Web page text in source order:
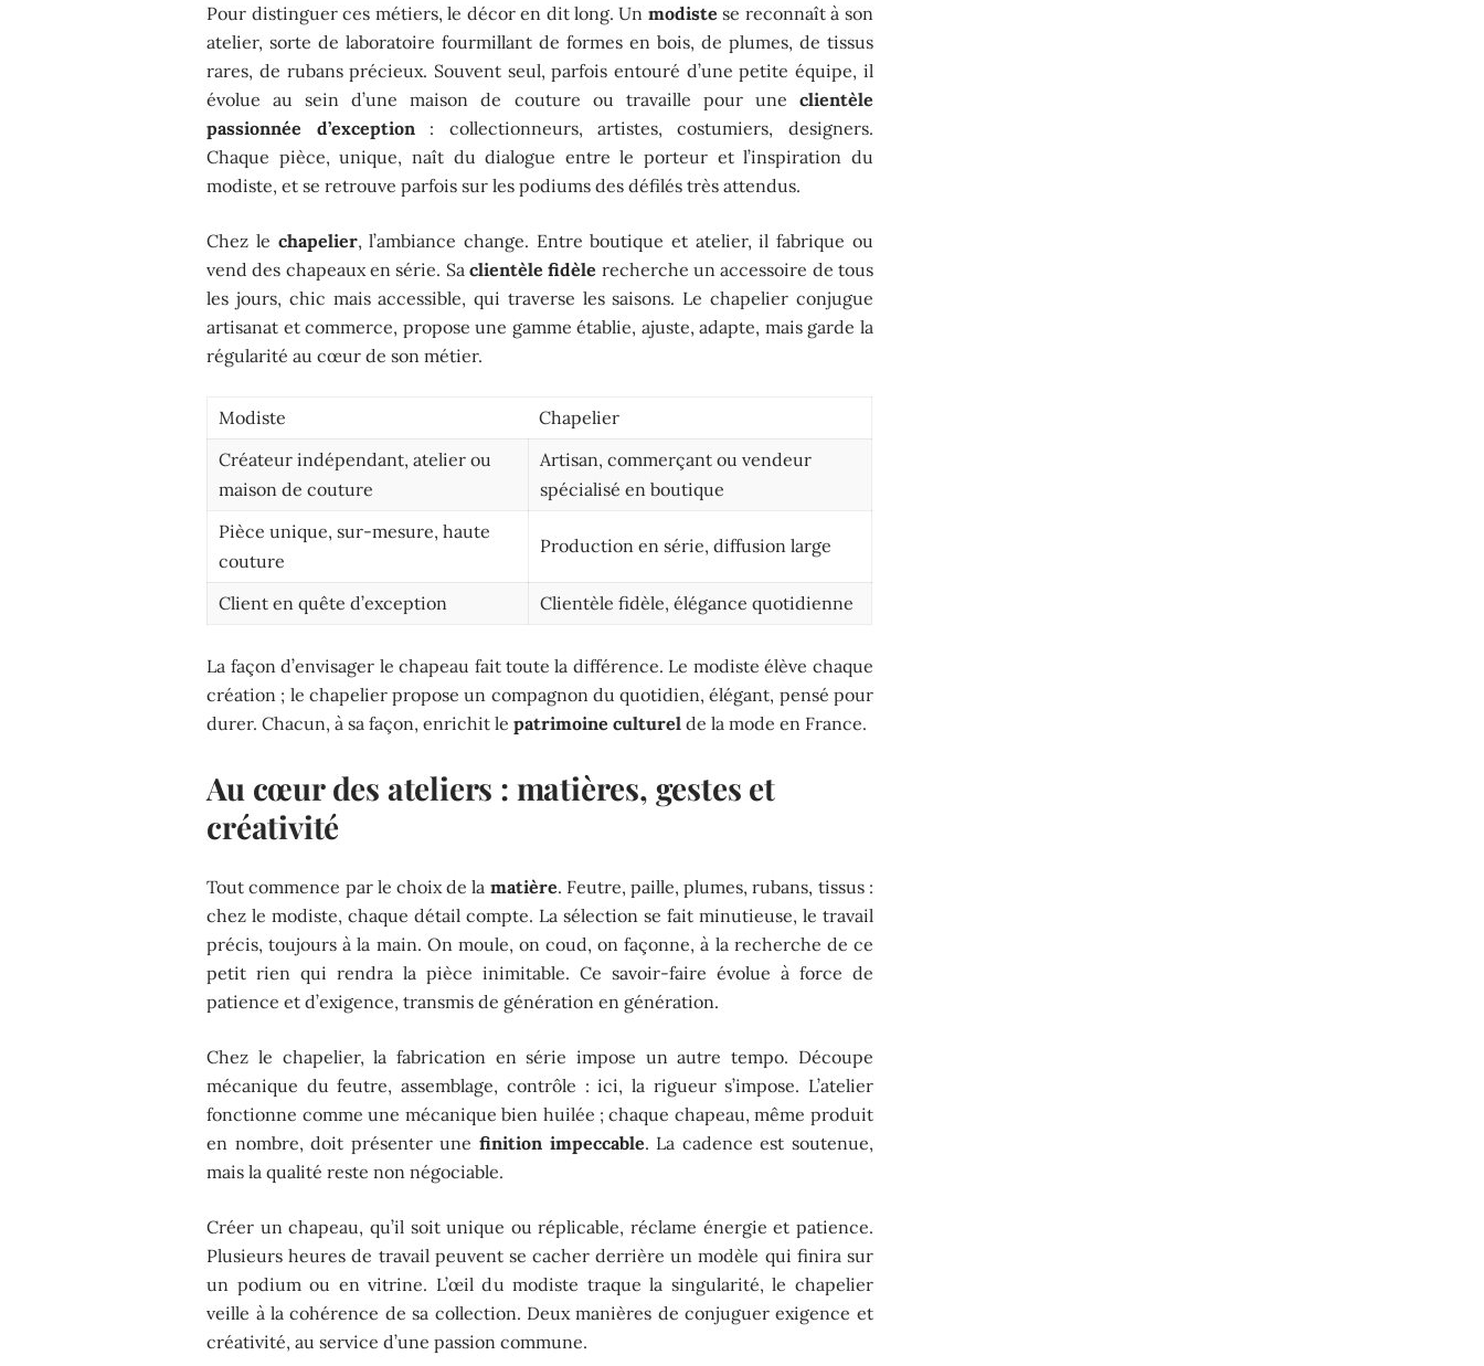
Pour distinguer ces métiers, le décor en dit long. Un modiste se reconnaît à son
atelier, sorte de laboratoire fourmillant de formes en bois, de plumes, de tissus
rares, de rubans précieux. Souvent seul, parfois entouré d’une petite équipe, il
évolue au sein d’une maison de couture ou travaille pour une clientèle
passionnée d’exception: collectionneurs, artistes, costumiers, designers.
Chaque pièce, unique, naît du dialogue entre le porteur et l’inspiration du
modiste, et se retrouve parfois sur les podiums des défilés très attendus.
Chez le chapelier, l’ambiance change. Entre boutique et atelier, il fabrique ou
vend des chapeaux en série. Sa clientèle fidèle recherche un accessoire de tous
les jours, chic mais accessible, qui traverse les saisons. Le chapelier conjugue
artisanat et commerce, propose une gamme établie, ajuste, adapte, mais garde la
régularité au cœur de son métier.
Modiste
Chapelier
Créateur indépendant, atelier ou
maison de couture
Artisan, commerçant ou vendeur
spécialisé en boutique
Pièce unique, sur-mesure, haute
couture
Production en série, diffusion large
Client en quête d’exception Clientèle fidèle, élégance quotidienne
La façon d’envisager le chapeau fait toute la différence. Le modiste élève chaque
création ; le chapelier propose un compagnon du quotidien, élégant, pensé pour
durer. Chacun, à sa façon, enrichit lepatrimoine culturel de la mode en France.
Au cœur des ateliers : matières, gestes et
créativité
Tout commence par le choix de la matière. Feutre, paille, plumes, rubans, tissus :
chez le modiste, chaque détail compte. La sélection se fait minutieuse, le travail
précis, toujours à la main. On moule, on coud, on façonne, à la recherche de ce
petit rien qui rendra la pièce inimitable. Ce savoir-faire évolue à force de
patience et d’exigence, transmis de génération en génération.
Chez le chapelier, la fabrication en série impose un autre tempo. Découpe
mécanique du feutre, assemblage, contrôle : ici, la rigueur s’impose. L’atelier
fonctionne comme une mécanique bien huilée ; chaque chapeau, même produit
en nombre, doit présenter une finition impeccable. La cadence est soutenue,
mais la qualité reste non négociable.
Créer un chapeau, qu’il soit unique ou réplicable, réclame énergie et patience.
Plusieurs heures de travail peuvent se cacher derrière un modèle qui finira sur
un podium ou en vitrine. L’œil du modiste traque la singularité, le chapelier
veille à la cohérence de sa collection. Deux manières de conjuguer exigence et
créativité, au service d’une passion commune.